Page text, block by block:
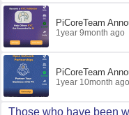
PiCoreTeam
1year 9month ago
PiCoreTeam
1year 10month ago
Those who have been